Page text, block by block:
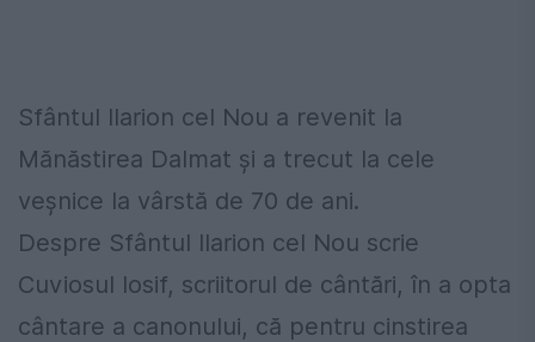
Sfântul Ilarion cel Nou a revenit la
Mănăstirea Dalmat și a trecut la cele
veșnice la vârstă de 70 de ani.
Despre Sfântul Ilarion cel Nou scrie
Cuviosul Iosif, scriitorul de cântări, în a opta
cântare a canonului, că pentru cinstirea